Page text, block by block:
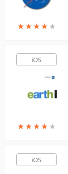
★★★★ ★
★★★★ ★
iOS
★★★★ ★
★★★★ ★
iOS